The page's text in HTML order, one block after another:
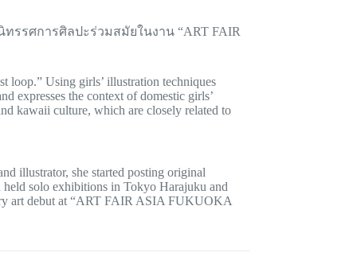
ทรรศการศิลปะร่วมสมัยในงาน “ART FAIR
loop.” Using girls’ illustration techniques
expresses the context of domestic girls’
kawaii culture, which are closely related to
illustrator, she started posting original
solo exhibitions in Tokyo Harajuku and
art debut at “ART FAIR ASIA FUKUOKA